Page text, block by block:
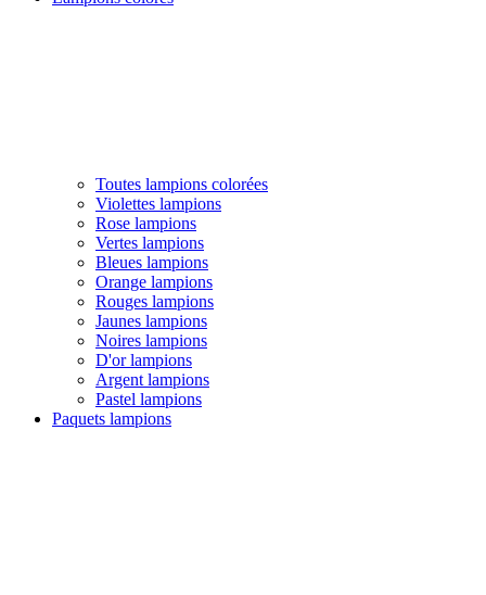
Toutes lampions colorées
Violettes lampions
Rose lampions
Vertes lampions
Bleues lampions
Orange lampions
Rouges lampions
Jaunes lampions
Noires lampions
D'or lampions
Argent lampions
Pastel lampions
Paquets lampions